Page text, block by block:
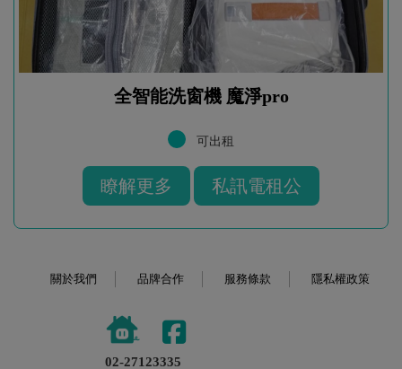
全智能洗窗機 魔淨pro
可出租
瞭解更多 私訊電租公
關於我們 品牌合作 服務條款 隱私權政策
02-27123335